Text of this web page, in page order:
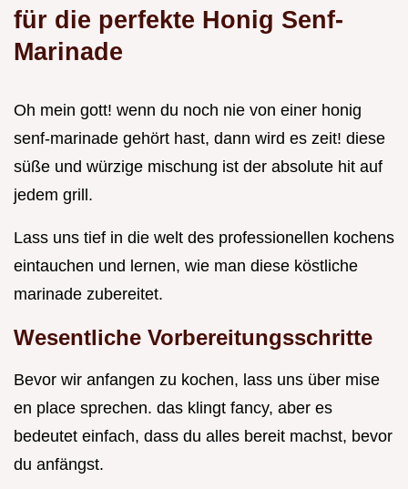
für die perfekte Honig Senf-
Marinade
Oh mein gott! wenn du noch nie von einer honig
senf-marinade gehört hast, dann wird es zeit! diese
süße und würzige mischung ist der absolute hit auf
jedem grill.
Lass uns tief in die welt des professionellen kochens
eintauchen und lernen, wie man diese köstliche
marinade zubereitet.
Wesentliche Vorbereitungsschritte
Bevor wir anfangen zu kochen, lass uns über mise
en place sprechen. das klingt fancy, aber es
bedeutet einfach, dass du alles bereit machst, bevor
du anfängst.